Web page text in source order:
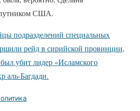
США.
подразделений специальных
рейд в сирийской провинции,
убит лидер «Исламского
аль-Багдади.